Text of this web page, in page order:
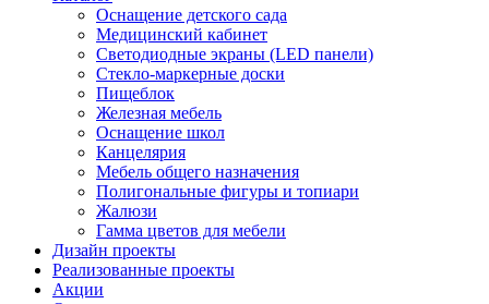
Оснащение детского сада
Медицинский кабинет
Светодиодные экраны (LED панели)
Стекло-маркерные доски
Пищеблок
Железная мебель
Оснащение школ
Канцелярия
Мебель общего назначения
Полигональные фигуры и топиари
Жалюзи
Гамма цветов для мебели
Дизайн проекты
Реализованные проекты
Акции